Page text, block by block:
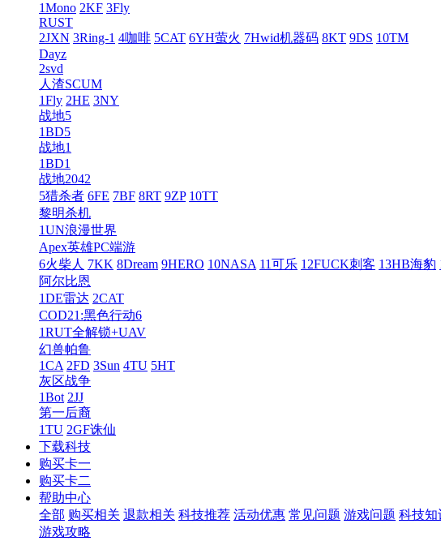
1Mono 2KF 3Fly
RUST
2JXN 3Ring-1 4咖啡 5CAT 6YH萤火 7Hwid机器码 8KT 9DS 10TM
Dayz
2svd
人渣SCUM
1Fly 2HE 3NY
战地5
1BD5
战地1
1BD1
战地2042
5猎杀者 6FE 7BF 8RT 9ZP 10TT
黎明杀机
1UN浪漫世界
Apex英雄PC端游
6火柴人 7KK 8Dream 9HERO 10NASA 11可乐 12FUCK刺客 13HB海豹
阿尔比恩
1DE雷达 2CAT
COD21:黑色行动6
1RUT全解锁+UAV
幻兽帕鲁
1CA 2FD 3Sun 4TU 5HT
灰区战争
1Bot 2JJ
第一后裔
1TU 2GF诛仙
下载科技
购买卡一
购买卡二
帮助中心
全部 购买相关 退款相关 科技推荐 活动优惠 常见问题 游戏问题 科技知
游戏攻略